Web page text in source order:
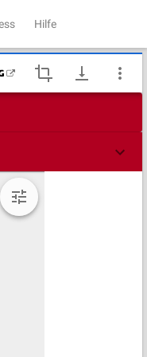
Hilfe